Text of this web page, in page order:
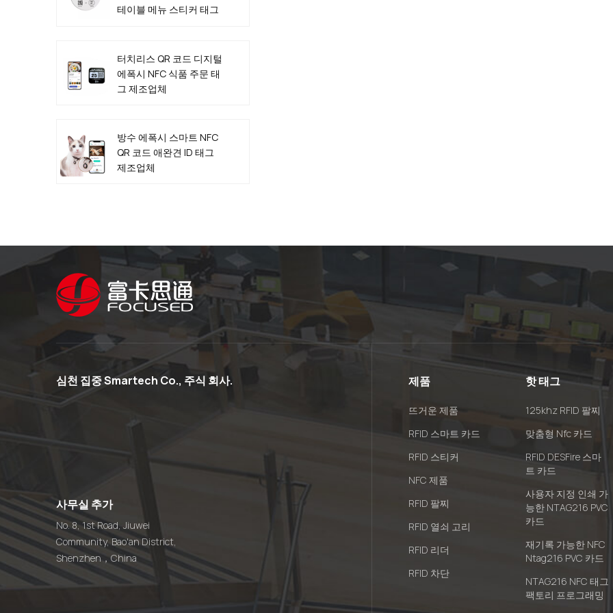
테이블 메뉴 스티커 태그
터치리스 QR 코드 디지털
에폭시 NFC 식품 주문 태
그 제조업체
방수 에폭시 스마트 NFC
QR 코드 애완견 ID 태그
제조업체
심천 집중 Smartech Co., 주식 회사.
사무실 추가
No. 8, 1st Road, Jiuwei
Community, Bao'an District,
Shenzhen，China
제품
뜨거운 제품
RFID 스마트 카드
RFID 스티커
NFC 제품
RFID 팔찌
RFID 열쇠 고리
RFID 리더
RFID 차단
핫 태그
125khz RFID 팔찌
맞춤형 Nfc 카드
RFID DESFire 스마
트 카드
사용자 지정 인쇄 가
능한 NTAG216 PVC
카드
재기록 가능한 NFC
Ntag216 PVC 카드
NTAG216 NFC 태그
팩토리 프로그래밍